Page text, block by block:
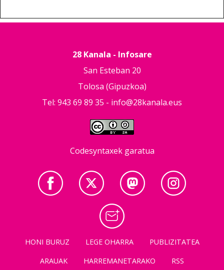
28 Kanala - Infosare
San Esteban 20
Tolosa (Gipuzkoa)
Tel: 943 69 89 35 - info@28kanala.eus
Codesyntaxek garatua
HONI BURUZ LEGE OHARRA
PUBLIZITATEA
ARAUAK
HARREMANETARAKO RSS